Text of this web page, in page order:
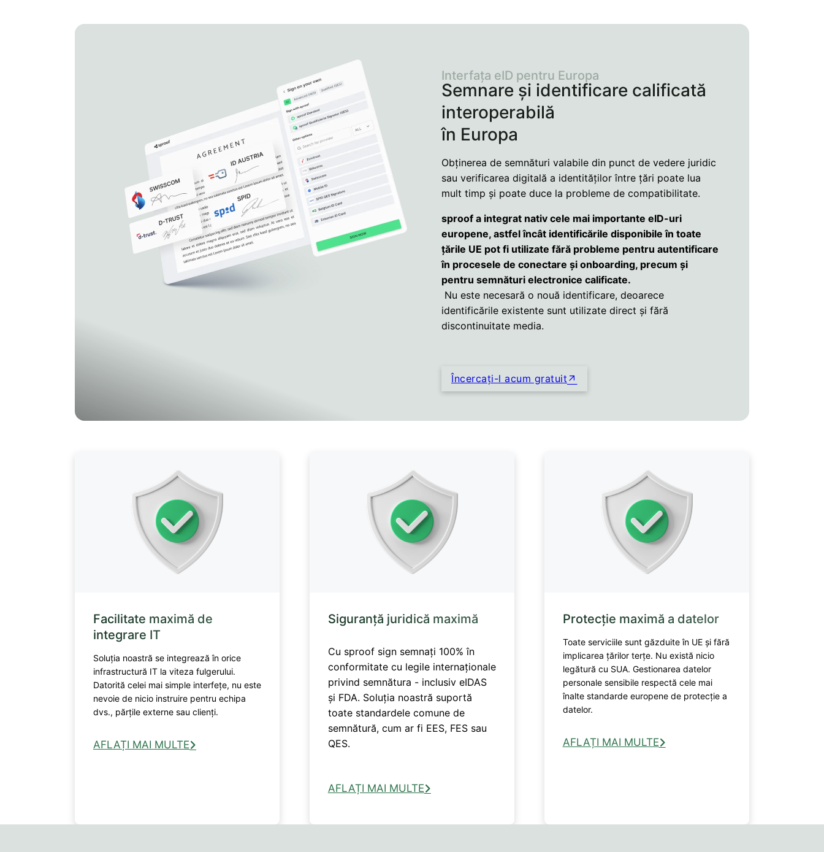
Semnare și identificare calificată
interoperabilă
în Europa
Interfața eID pentru Europa
Obținerea de semnături valabile din punct de vedere juridic
sau verificarea digitală a identităților între țări poate lua
mult timp și poate duce la probleme de compatibilitate.
sproof a integrat nativ cele mai importante eID-uri
europene, astfel încât identificările disponibile în toate
țările UE pot fi utilizate fără probleme pentru autentificare
în procesele de conectare și onboarding, precum și
pentru semnături electronice calificate.
Nu este necesară o nouă identificare, deoarece
identificările existente sunt utilizate direct și fără
discontinuitate media.
Încercați-l acum gratuit
Facilitate maximă de
integrare IT
Soluția noastră se integrează în orice
infrastructură IT la viteza fulgerului.
Datorită celei mai simple interfețe, nu este
nevoie de nicio instruire pentru echipa
dvs., părțile externe sau clienți.
AFLAȚI MAI MULTE
Siguranță juridică maximă
Cu sproof sign semnați 100% în
conformitate cu legile internaționale
privind semnătura - inclusiv eIDAS
și FDA. Soluția noastră suportă
toate standardele comune de
semnătură, cum ar fi EES, FES sau
QES.
AFLAȚI MAI MULTE
Protecție maximă a datelor
Toate serviciile sunt găzduite în UE și fără
implicarea țărilor terțe. Nu există nicio
legătură cu SUA. Gestionarea datelor
personale sensibile respectă cele mai
înalte standarde europene de protecție a
datelor.
AFLAȚI MAI MULTE